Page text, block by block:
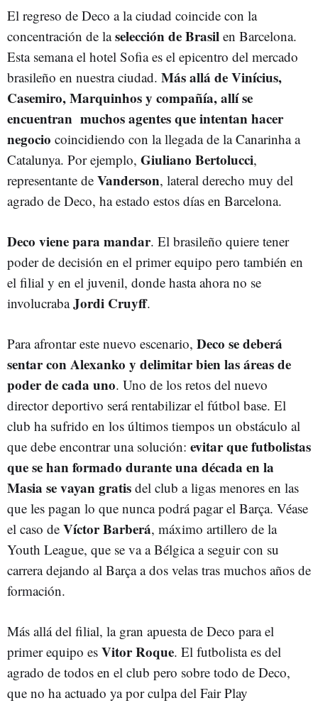
El regreso de Deco a la ciudad coincide con la
concentración de laselección de Brasil en Barcelona.
Esta semana el hotel Sofia es el epicentro del mercado
brasileño en nuestra ciudad. Más allá de Vinícius,
Casemiro, Marquinhos y compañía, allí se
encuentran muchos agentes que intentan hacer
negocio coincidiendo con la llegada de la Canarinha a
Catalunya. Por ejemplo, Giuliano Bertolucci,
representante de Vanderson, lateral derecho muy del
agrado de Deco, ha estado estos días en Barcelona.
Deco viene para mandar. El brasileño quiere tener
poder de decisión en el primer equipo pero también en
el filial y en el juvenil, donde hasta ahora no se
involucrabaJordi Cruyff.
Para afrontar este nuevo escenario, Deco se deberá
sentar con Alexanko y delimitar bien las áreas de
poder de cada uno. Uno de los retos del nuevo
director deportivo será rentabilizar el fútbol base. El
club ha sufrido en los últimos tiempos un obstáculo al
que debe encontrar una solución: evitar que futbolistas
que se han formado durante una década en la
Masia se vayan gratis del club a ligas menores en las
que les pagan lo que nunca podrá pagar el Barça. Véase
el caso de Víctor Barberá, máximo artillero de la
Youth League, que se va a Bélgica a seguir con su
carrera dejando al Barça a dos velas tras muchos años de
formación.
Más allá del filial, la gran apuesta de Deco para el
primer equipo es Vitor Roque. El futbolista es del
agrado de todos en el club pero sobre todo de Deco,
que no ha actuado ya por culpa del Fair Play